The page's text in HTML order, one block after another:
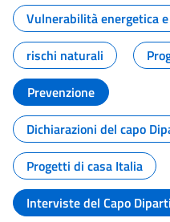
Vulnerabilità energetica
rischi naturali
Prevenzione
Dichiarazioni del capo
Progetti di casa Italia
Interviste del Capo